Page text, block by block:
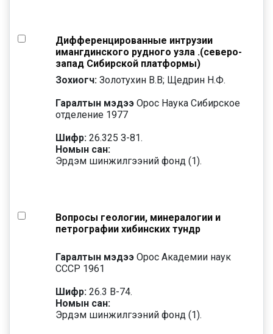
Дифференцированные интрузии
имангдинского рудного узла .(северо-
запад Сибирской платформы)
Зохиогч: Золотухин В.В; Щедрин Н.Ф.
Гаралтын мэдээ Орос Наука Сибирское
отделение 1977
Шифр: 26.325 З-81.
Номын сан:
Эрдэм шинжилгээний фонд (1).
Вопросы геологии, минералогии и
петрографии хибинских тундр
Гаралтын мэдээ Орос Академии наук
СССР 1961
Шифр: 26.3 В-74.
Номын сан:
Эрдэм шинжилгээний фонд (1).